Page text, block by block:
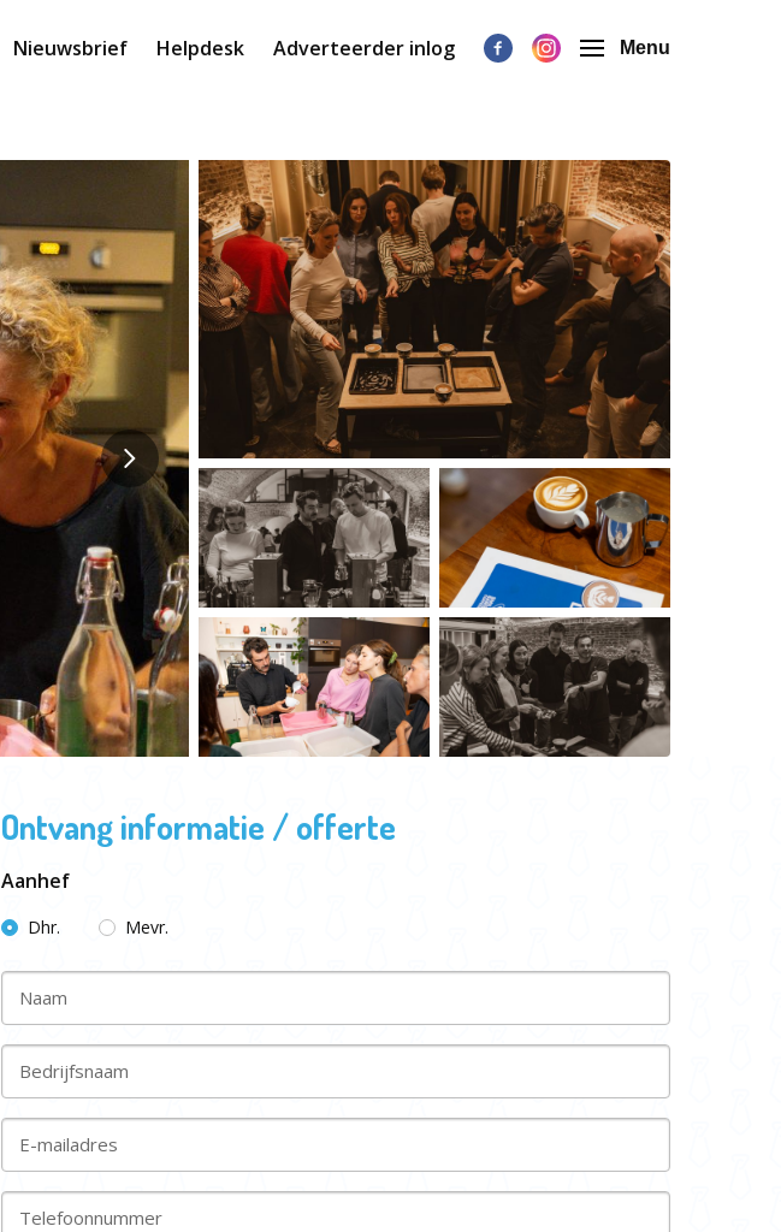
Nieuwsbrief Helpdesk Adverteerder inlog Menu
Ontvang informatie / offerte
Aanhef
Dhr. Mevr.
Naam
Bedrijfsnaam
E-mailadres
Telefoonnummer